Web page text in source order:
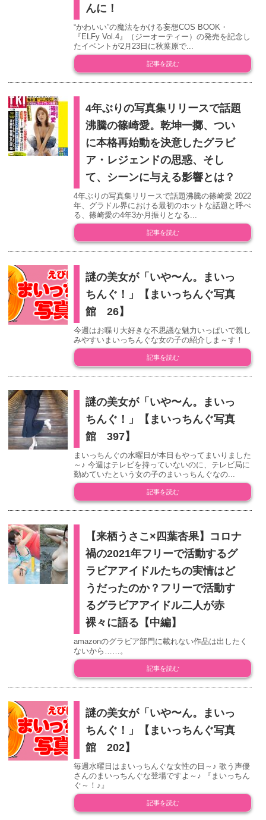
んに！
“かわいい”の魔法をかける妄想COS BOOK・
『ELFy Vol.4』（ジーオーティー）の発売を記念し
たイベントが2月23日に秋葉原で...
記事を読む
4年ぶりの写真集リリースで話題
沸騰の篠崎愛。乾坤一擲、つい
に本格再始動を決意したグラビ
ア・レジェンドの思惑、そし
て、シーンに与える影響とは？
4年ぶりの写真集リリースで話題沸騰の篠崎愛 2022
年、グラドル界における最初のホットな話題と呼べ
る、篠崎愛の4年3か月振りとなる...
記事を読む
謎の美女が「いや〜ん。まいっ
ちんぐ！」【まいっちんぐ写真
館 26】
今週はお喋り大好きな不思議な魅力いっぱいで親し
みやすいまいっちんぐな女の子の紹介しま～す！
記事を読む
謎の美女が「いや〜ん。まいっ
ちんぐ！」【まいっちんぐ写真
館 397】
まいっちんぐの水曜日が本日もやってまいりました
～♪ 今週はテレビを持っていないのに、テレビ局に
勤めていたという女の子のまいっちんぐなの...
記事を読む
【来栖うさこ×四葉杏果】コロナ
禍の2021年フリーで活動するグ
ラビアアイドルたちの実情はど
うだったのか？フリーで活動す
るグラビアアイドル二人が赤
裸々に語る【中編】
amazonのグラビア部門に載れない作品は出したく
ないから……。
記事を読む
謎の美女が「いや〜ん。まいっ
ちんぐ！」【まいっちんぐ写真
館 202】
毎週水曜日はまいっちんぐな女性の日～♪ 歌う声優
さんのまいっちんぐな登場ですよ～♪ 『まいっちん
ぐ～！♪』
記事を読む